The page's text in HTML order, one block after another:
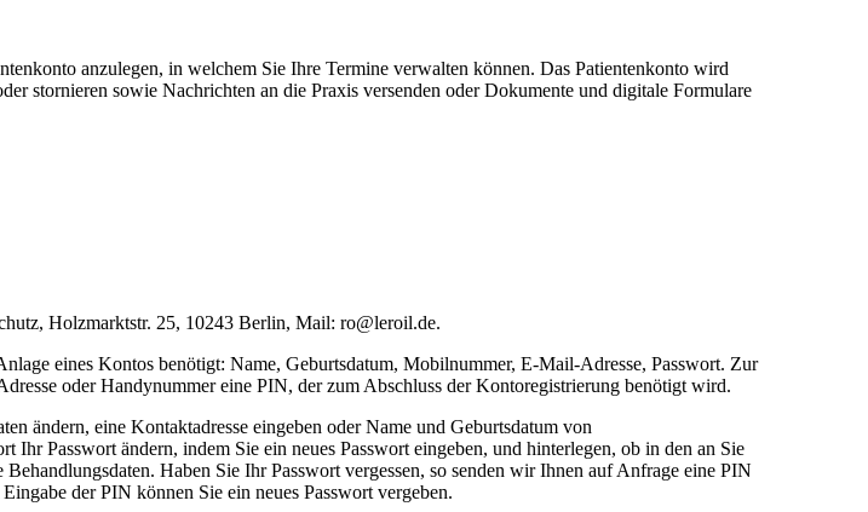
anzulegen, in welchem Sie Ihre Termine verwalten können. Das Patientenkonto wird
stornieren sowie Nachrichten an die Praxis versenden oder Dokumente und digitale Formulare
Holzmarktstr. 25, 10243 Berlin, Mail: ro@leroil.de.
eines Kontos benötigt: Name, Geburtsdatum, Mobilnummer, E-Mail-Adresse, Passwort. Zur
oder Handynummer eine PIN, der zum Abschluss der Kontoregistrierung benötigt wird.
ändern, eine Kontaktadresse eingeben oder Name und Geburtsdatum von
Passwort ändern, indem Sie ein neues Passwort eingeben, und hinterlegen, ob in den an Sie
Haben Sie Ihr Passwort vergessen, so senden wir Ihnen auf Anfrage eine PIN
der PIN können Sie ein neues Passwort vergeben.